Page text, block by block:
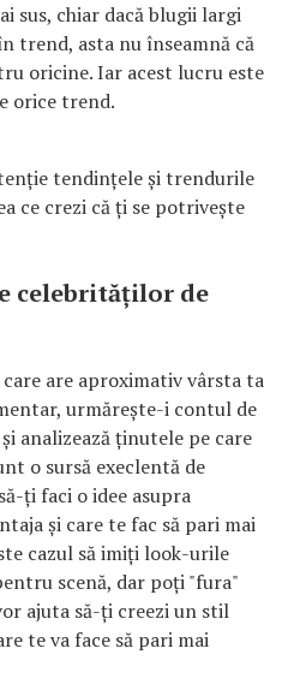
sus, chiar dacă blugii largi
trend, asta nu înseamnă că
oricine. Iar acest lucru este
orice trend.
tendințele și trendurile
ce crezi că ți se potrivește
celebrităților de
are aproximativ vârsta ta
urmărește-i contul de
analizează ținutele pe care
o sursă execlentă de
ți faci o idee asupra
și care te fac să pari mai
cazul să imiți look-urile
scenă, dar poți "fura"
ajuta să-ți creezi un stil
te va face să pari mai